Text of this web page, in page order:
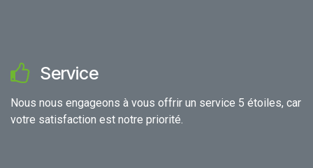
Service
Nous nous engageons à vous offrir un service 5 étoiles, car
votre satisfaction est notre priorité.